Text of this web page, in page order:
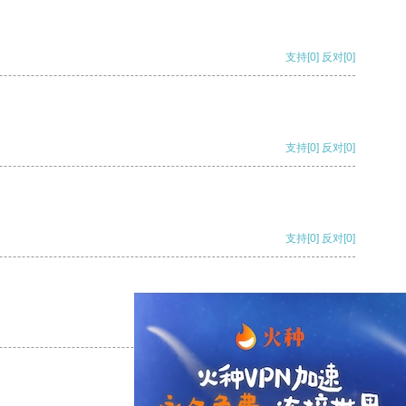
支持[0] 反对[0]
支持[0] 反对[0]
支持[0] 反对[0]
支持